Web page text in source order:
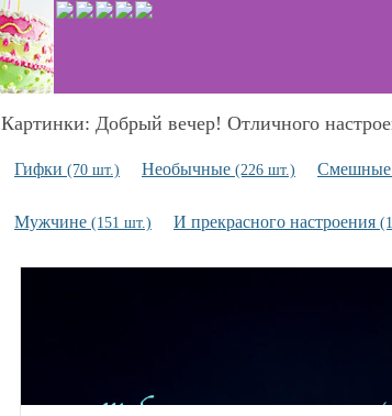
Картинки: Добрый вечер! Отличного
Гифки (70 шт.) Необычные (226 шт.) Смешные
Мужчине (151 шт.) И прекрасного настроения